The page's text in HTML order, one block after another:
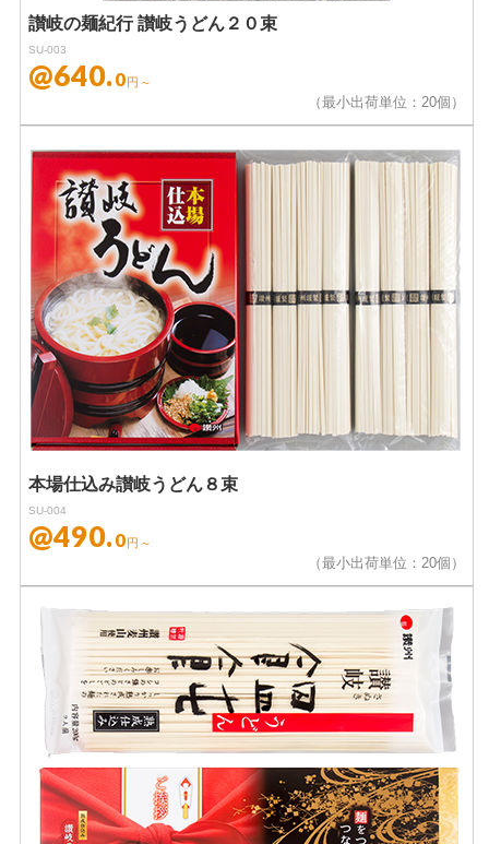
讃岐の麺紀行 讃岐うどん２０束
SU-003
@640.0 円～
（最小出荷単位：20個）
本場仕込み讃岐うどん８束
SU-004
@490.0 円～
（最小出荷単位：20個）